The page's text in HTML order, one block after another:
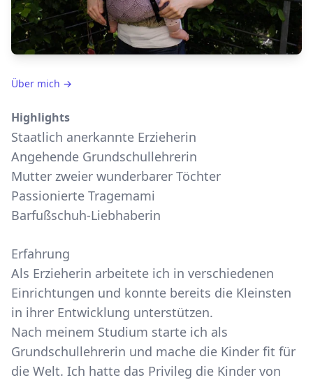
Über mich →
Highlights
Staatlich anerkannte Erzieherin
Angehende Grundschullehrerin
Mutter zweier wunderbarer Töchter
Passionierte Tragemami
Barfußschuh-Liebhaberin
Erfahrung
Als Erzieherin arbeitete ich in verschiedenen
Einrichtungen und konnte bereits die Kleinsten
in ihrer Entwicklung unterstützen.
Nach meinem Studium starte ich als
Grundschullehrerin und mache die Kinder fit für
die Welt. Ich hatte das Privileg die Kinder von